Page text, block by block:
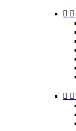
 
 